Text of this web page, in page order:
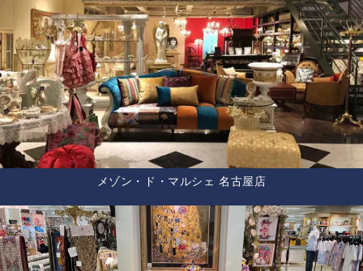
メゾン・ド・マルシェ 名古屋店